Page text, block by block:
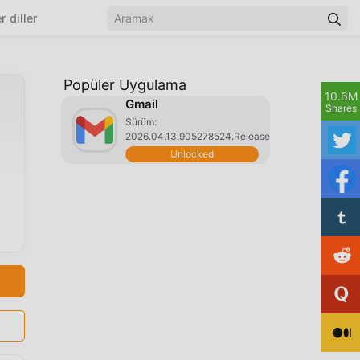
diller
Popüler Uygulama
Gmail
Sürüm:
2026.04.13.905278524.Release
Unlocked
10.6M
Shares